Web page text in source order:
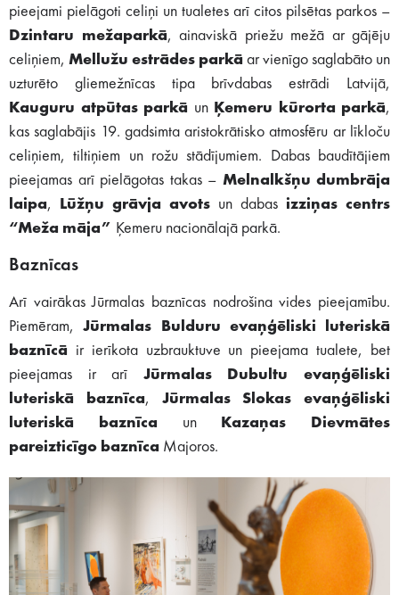
pieejami pielāgoti celiņi un tualetes arī citos pilsētas parkos –
Dzintaru mežaparkā, ainaviskā priežu mežā ar gājēju
celiņiem, Mellužu estrādes parkā ar vienīgo saglabāto un
uzturēto gliemežnīcas tipa brīvdabas estrādi Latvijā,
Kauguru atpūtas parkā un Ķemeru kūrorta parkā,
kas saglabājis 19. gadsimta aristokrātisko atmosfēru ar līkloču
celiņiem, tiltiņiem un rožu stādījumiem. Dabas baudītājiem
pieejamas arī pielāgotas takas – Melnalkšņu dumbrāja
laipa, Lūžņu grāvja avots un dabas izziņas centrs
“Meža māja” Ķemeru nacionālajā parkā.
Baznīcas
Arī vairākas Jūrmalas baznīcas nodrošina vides pieejamību.
Piemēram,Jūrmalas Bulduru evaņģēliski luteriskā
baznīcā ir ierīkota uzbrauktuve un pieejama tualete, bet
pieejamas ir arī Jūrmalas Dubultu evaņģēliski
luteriskā baznīca, Jūrmalas Slokas evaņģēliski
luteriskā baznīca un
Kazaņas Dievmātes
pareizticīgo baznīca Majoros.